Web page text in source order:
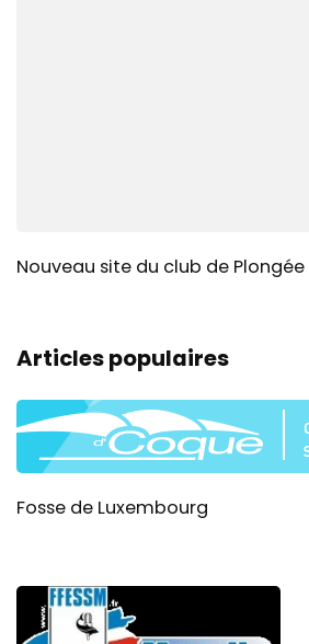
Nouveau site du club de
Articles populaires
Fosse de Luxembourg